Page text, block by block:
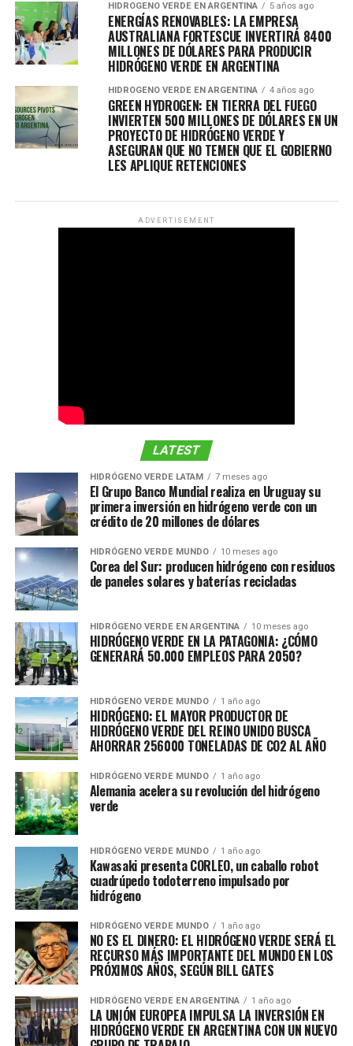
HIDRÓGENO VERDE EN ARGENTINA 5 años ago
ENERGÍAS RENOVABLES: LA EMPRESA
AUSTRALIANA FORTESCUE INVERTIRÁ 8400
MILLONES DE DÓLARES PARA PRODUCIR
HIDRÓGENO VERDE EN ARGENTINA
HIDRÓGENO VERDE EN ARGENTINA 4 años ago
GREEN HYDROGEN: EN TIERRA DEL FUEGO
INVIERTEN 500 MILLONES DE DÓLARES EN UN
PROYECTO DE HIDRÓGENO VERDE Y
ASEGURAN QUE NO TEMEN QUE EL GOBIERNO
LES APLIQUE RETENCIONES
ADVERTISEMENT
LATEST
HIDRÓGENO VERDE LATAM 7 meses ago
El Grupo Banco Mundial realiza en Uruguay su
primera inversión en hidrógeno verde con un
crédito de 20 millones de dólares
HIDRÓGENO VERDE MUNDO 10 meses ago
Corea del Sur: producen hidrógeno con residuos
de paneles solares y baterías recicladas
HIDRÓGENO VERDE EN ARGENTINA 10 meses ago
HIDRÓGENO VERDE EN LA PATAGONIA: ¿CÓMO
GENERARÁ 50.000 EMPLEOS PARA 2050?
HIDRÓGENO VERDE MUNDO 1 año ago
HIDRÓGENO: EL MAYOR PRODUCTOR DE
HIDRÓGENO VERDE DEL REINO UNIDO BUSCA
AHORRAR 256000 TONELADAS DE CO2 AL AÑO
HIDRÓGENO VERDE MUNDO 1 año ago
Alemania acelera su revolución del hidrógeno
verde
HIDRÓGENO VERDE MUNDO 1 año ago
Kawasaki presenta CORLEO, un caballo robot
cuadrúpedo todoterreno impulsado por
hidrógeno
HIDRÓGENO VERDE MUNDO 1 año ago
NO ES EL DINERO: EL HIDRÓGENO VERDE SERÁ EL
RECURSO MÁS IMPORTANTE DEL MUNDO EN LOS
PRÓXIMOS AÑOS, SEGÚN BILL GATES
HIDRÓGENO VERDE EN ARGENTINA 1 año ago
LA UNIÓN EUROPEA IMPULSA LA INVERSIÓN EN
HIDRÓGENO VERDE EN ARGENTINA CON UN NUEVO